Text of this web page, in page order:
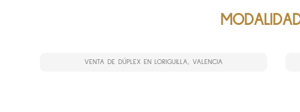
VENTA DE DÚPLEX EN LORIGUILLA, VALENCIA